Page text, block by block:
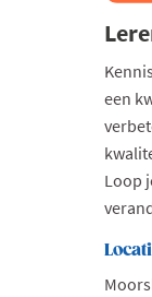
een
Loop